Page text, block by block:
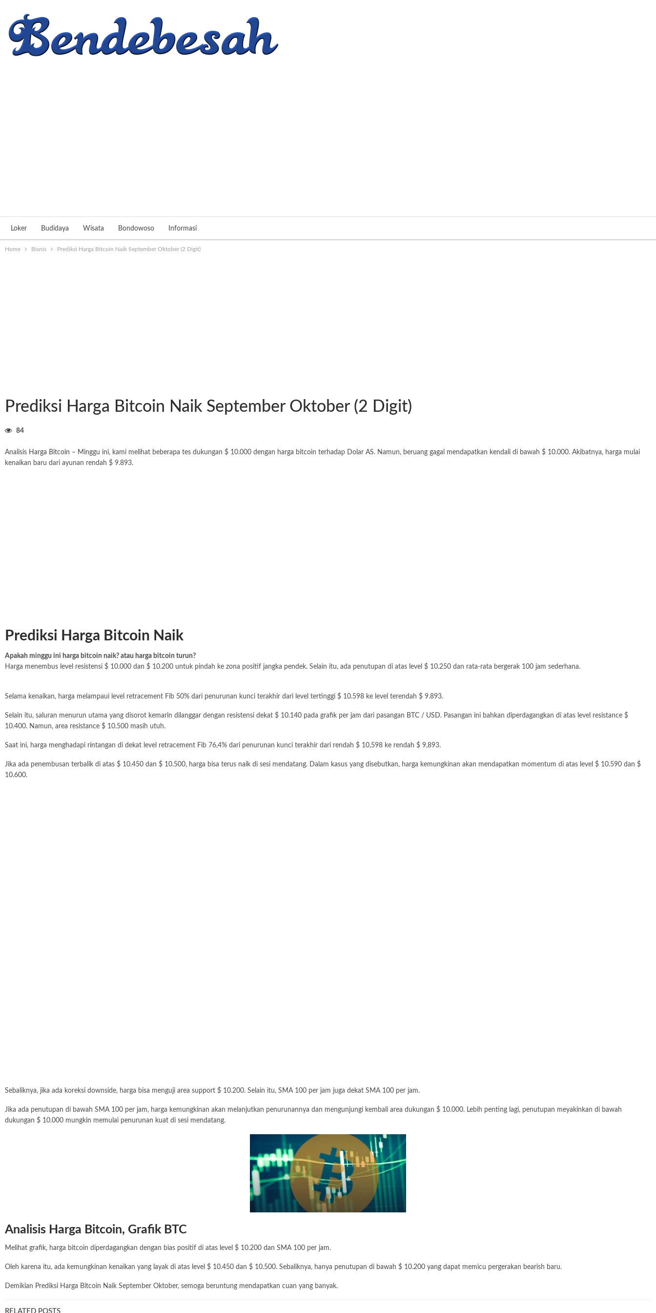
Loker Budidaya Wisata Bondowoso Informasi
Home Bisnis Prediksi Harga Bitcoin Naik September Oktober (2 Digit)
Prediksi Harga Bitcoin Naik September Oktober (2 Digit)
84
Analisis Harga Bitcoin – Minggu ini, kami melihat beberapa tes dukungan $ 10.000 dengan harga bitcoin terhadap Dolar AS. Namun, beruang gagal mendapatkan kendali di bawah $ 10.000. Akibatnya, harga mulai
kenaikan baru dari ayunan rendah $ 9.893.
Prediksi Harga Bitcoin Naik
Apakah minggu ini harga bitcoin naik? atau harga bitcoin turun?
Harga menembus level resistensi $ 10.000 dan $ 10.200 untuk pindah ke zona positif jangka pendek. Selain itu, ada penutupan di atas level $ 10.250 dan rata-rata bergerak 100 jam sederhana.
Selama kenaikan, harga melampaui level retracement Fib 50% dari penurunan kunci terakhir dari level tertinggi $ 10.598 ke level terendah $ 9.893.
Selain itu, saluran menurun utama yang disorot kemarin dilanggar dengan resistensi dekat $ 10.140 pada grafik per jam dari pasangan BTC / USD. Pasangan ini bahkan diperdagangkan di atas level resistance $
10.400. Namun, area resistance $ 10.500 masih utuh.
Saat ini, harga menghadapi rintangan di dekat level retracement Fib 76,4% dari penurunan kunci terakhir dari rendah $ 10,598 ke rendah $ 9,893.
Jika ada penembusan terbalik di atas $ 10.450 dan $ 10.500, harga bisa terus naik di sesi mendatang. Dalam kasus yang disebutkan, harga kemungkinan akan mendapatkan momentum di atas level $ 10.590 dan $
10.600.
Sebaliknya, jika ada koreksi downside, harga bisa menguji area support $ 10.200. Selain itu, SMA 100 per jam juga dekat SMA 100 per jam.
Jika ada penutupan di bawah SMA 100 per jam, harga kemungkinan akan melanjutkan penurunannya dan mengunjungi kembali area dukungan $ 10.000. Lebih penting lagi, penutupan meyakinkan di bawah
dukungan $ 10.000 mungkin memulai penurunan kuat di sesi mendatang.
Analisis Harga Bitcoin, Grafik BTC
Melihat grafik, harga bitcoin diperdagangkan dengan bias positif di atas level $ 10.200 dan SMA 100 per jam.
Oleh karena itu, ada kemungkinan kenaikan yang layak di atas level $ 10.450 dan $ 10.500. Sebaliknya, hanya penutupan di bawah $ 10.200 yang dapat memicu pergerakan bearish baru.
Demikian Prediksi Harga Bitcoin Naik September Oktober, semoga beruntung mendapatkan cuan yang banyak.
RELATED POSTS